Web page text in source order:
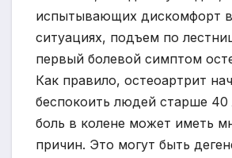
испытывающих дискомфорт
ситуациях, подъем по
первый болевой симптом
Как правило, остеоартрит
беспокоить людей старше 40
боль в колене может иметь
причин. Это могут быть